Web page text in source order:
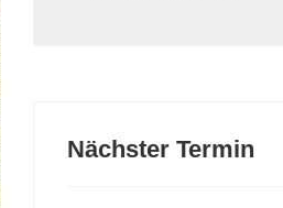
Nächster Termin